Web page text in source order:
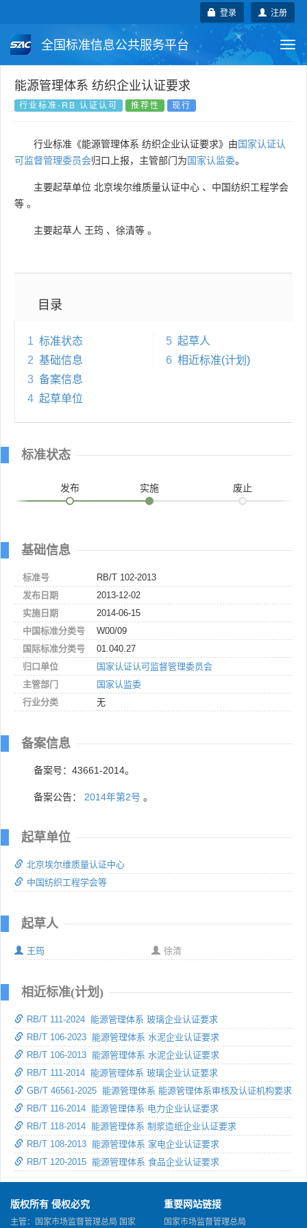
注册
登录
全国标准信息公共服务平台
国家标准 行业标准
国外标准 技术委员会
能源管理体系 纺织企业认证要求
行业标准-RB 认证认可 推荐性 现行
行业标准《能源管理体系 纺织企业认证要求》由国家认证认
可监督管理委员会归口上报，主管部门为国家认监委。
主要起草单位 北京埃尔维质量认证中心 、 中国纺织工程学会
等 。
主要起草人 王筠 、 徐清等 。
目录
1 标准状态
2 基础信息
3 备案信息
4 起草单位
5 起草人
6 相近标准(计划)
标准状态
发布 实施 废止
基础信息
标准号
RB/T 102-2013
发布日期
2013-12-02
实施日期
2014-06-15
中国标准分类号
W00/09
国际标准分类号
01.040.27
归口单位
国家认证认可监督管理委员会
主管部门
国家认监委
行业分类
无
备案信息
备案号：43661-2014。
备案公告： 2014年第2号 。
起草单位
北京埃尔维质量认证中心
中国纺织工程学会等
起草人
王筠 徐清
相近标准(计划)
RB/T 111-2024 能源管理体系 玻璃企业认证要求
RB/T 106-2023 能源管理体系 水泥企业认证要求
RB/T 106-2013 能源管理体系 水泥企业认证要求
RB/T 111-2014 能源管理体系 玻璃企业认证要求
GB/T 46561-2025 能源管理体系 能源管理体系审核及认证机构要求
RB/T 116-2014 能源管理体系 电力企业认证要求
RB/T 118-2014 能源管理体系 制浆造纸企业认证要求
RB/T 108-2013 能源管理体系 家电企业认证要求
RB/T 120-2015 能源管理体系 食品企业认证要求
版权所有 侵权必究
主管：国家市场监督管理总局 国家
重要网站链接
国家市场监督管理总局